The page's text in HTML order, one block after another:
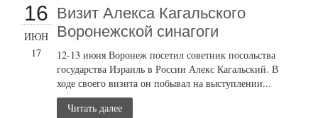
16
ИЮН
17
Визит Алекса Кагальского
Воронежской синагоги
12-13 июня Воронеж посетил советник посольства
государства Израиль в России Алекс Кагальский. В
ходе своего визита он побывал на выступлении...
Читать далее